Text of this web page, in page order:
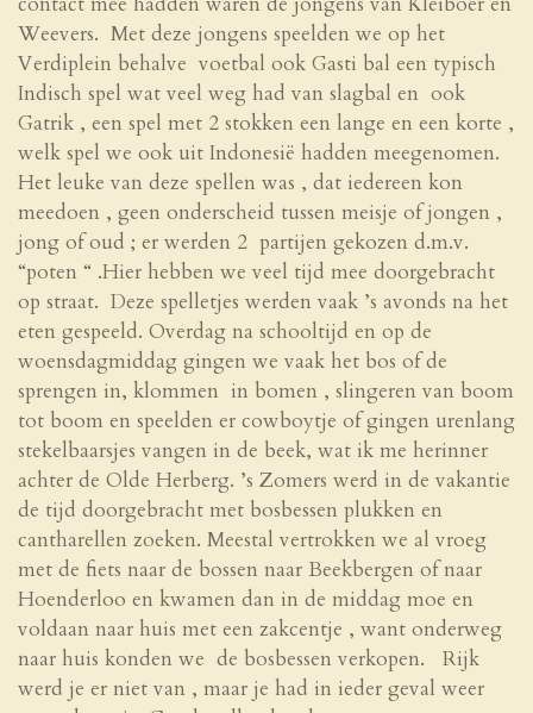
Weevers. Met deze jongens speelden we op het
Verdiplein behalve voetbal ook Gasti bal een typisch
Indisch spel wat veel weg had van slagbal en ook
Gatrik , een spel met 2 stokken een lange en een korte ,
welk spel we ook uit Indonesië hadden meegenomen.
Het leuke van deze spellen was , dat iedereen kon
meedoen , geen onderscheid tussen meisje of jongen ,
jong of oud ; er werden 2 partijen gekozen d.m.v.
“poten “ .Hier hebben we veel tijd mee doorgebracht
op straat. Deze spelletjes werden vaak ’s avonds na het
eten gespeeld. Overdag na schooltijd en op de
woensdagmiddag gingen we vaak het bos of de
sprengen in, klommen in bomen , slingeren van boom
tot boom en speelden er cowboytje of gingen urenlang
stekelbaarsjes vangen in de beek, wat ik me herinner
achter de Olde Herberg. ’s Zomers werd in de vakantie
de tijd doorgebracht met bosbessen plukken en
cantharellen zoeken. Meestal vertrokken we al vroeg
met de fiets naar de bossen naar Beekbergen of naar
Hoenderloo en kwamen dan in de middag moe en
voldaan naar huis met een zakcentje , want onderweg
naar huis konden we de bosbessen verkopen. Rijk
werd je er niet van , maar je had in ieder geval weer